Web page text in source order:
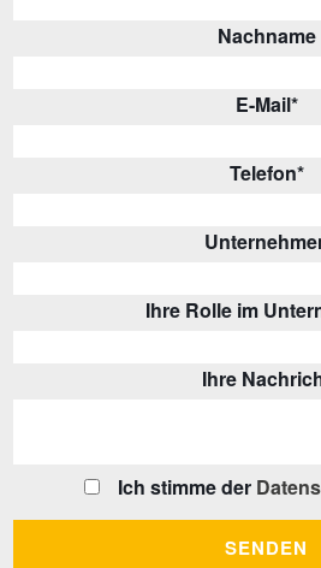
Nachname
E-Mail*
Telefon*
Ihre Rolle im
Ihre
Ich stimme der